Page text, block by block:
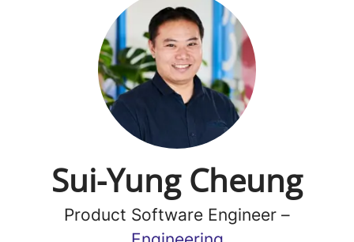
Sui-Yung Cheung
Product Software Engineer –